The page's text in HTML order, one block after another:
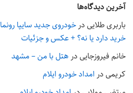
آخرین دیدگاه‌ها
باربری طلایی در خودروی جدید سایپا
خرید دارد یا نه؟ + عکس و جزئیات
خانم فیروزجایی در هتل با من – مشهد
کریمی در امداد خودرو ایلام